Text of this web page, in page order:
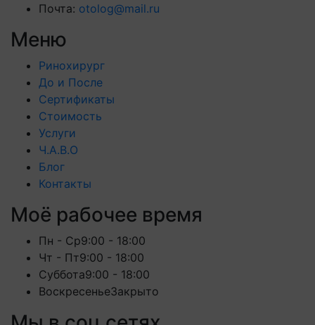
Почта: otolog@mail.ru
Меню
Ринохирург
До и После
Сертификаты
Стоимость
Услуги
Ч.А.В.О
Блог
Контакты
Моё рабочее время
Пн - Ср9:00 - 18:00
Чт - Пт9:00 - 18:00
Суббота9:00 - 18:00
ВоскресеньеЗакрыто